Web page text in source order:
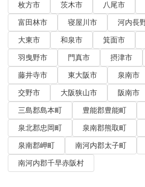
枚方市
茨木市 八尾市
富田林市
寝屋川市 河内長
大東市
和泉市 箕面市
羽曳野市
門真市 摂津市
藤井寺市
東大阪市 泉南市
交野市
大阪狭山市
阪南市
三島郡島本町
豊能郡豊能町
泉北郡忠岡町
泉南郡熊取町
泉南郡岬町
南河内郡太子町
南河内郡千早赤阪村